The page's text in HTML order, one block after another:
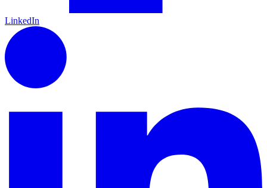
LinkedIn